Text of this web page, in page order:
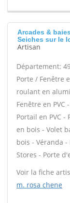
Arcades &
Seiches sur le
Artisan
Département:
Porte / Fenêtre
roulant en
Fenêtre en PVC
Portail en PVC
en bois - Volet
bois - Véranda
Stores - Porte
Voir la fiche
m. rosa chene